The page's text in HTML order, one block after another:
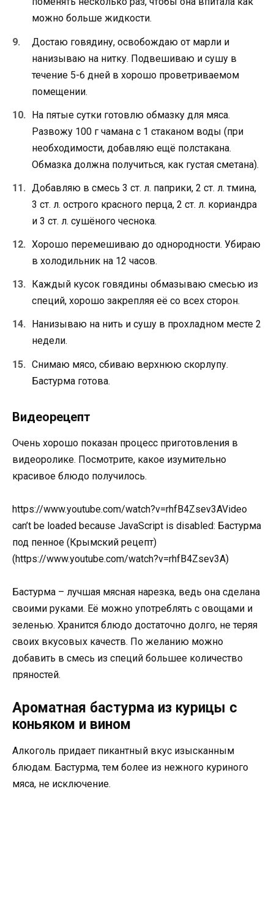
можно больше жидкости.
Достаю говядину, освобождаю от марли и
нанизываю на нитку. Подвешиваю и сушу в
течение 5-6 дней в хорошо проветриваемом
помещении.
На пятые сутки готовлю обмазку для мяса.
Развожу 100 г чамана с 1 стаканом воды (при
необходимости, добавляю ещё полстакана.
Обмазка должна получиться, как густая сметана).
Добавляю в смесь 3 ст. л. паприки, 2 ст. л. тмина,
3 ст. л. острого красного перца, 2 ст. л. кориандра
и 3 ст. л. сушёного чеснока.
Хорошо перемешиваю до однородности. Убираю
в холодильник на 12 часов.
Каждый кусок говядины обмазываю смесью из
специй, хорошо закрепляя её со всех сторон.
Нанизываю на нить и сушу в прохладном месте 2
недели.
Снимаю мясо, сбиваю верхнюю скорлупу.
Бастурма готова.
Видеорецепт
Очень хорошо показан процесс приготовления в
видеоролике. Посмотрите, какое изумительно
красивое блюдо получилось.
https://www.youtube.com/watch?v=rhfB4Zsev3AVideo
can’t be loaded because JavaScript is disabled: Бастурма
под пенное (Крымский рецепт)
(https://www.youtube.com/watch?v=rhfB4Zsev3A)
Бастурма – лучшая мясная нарезка, ведь она сделана
своими руками. Её можно употреблять с овощами и
зеленью. Хранится блюдо достаточно долго, не теряя
своих вкусовых качеств. По желанию можно
добавить в смесь из специй большее количество
пряностей.
Ароматная бастурма из курицы с
коньяком и вином
Алкоголь придает пикантный вкус изысканным
блюдам. Бастурма, тем более из нежного куриного
мяса, не исключение.